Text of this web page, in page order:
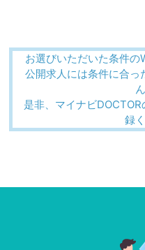
お選びいただいた条件
公開求人には条件に合
是非、マイナビ
録